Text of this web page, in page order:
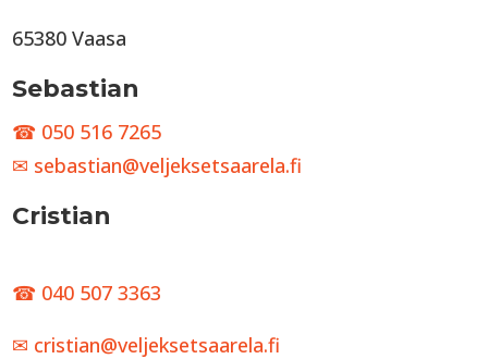
65380 Vaasa
Sebastian
050 516 7265
sebastian@veljeksetsaarela.fi
Cristian
040 507 3363
cristian@veljeksetsaarela.fi